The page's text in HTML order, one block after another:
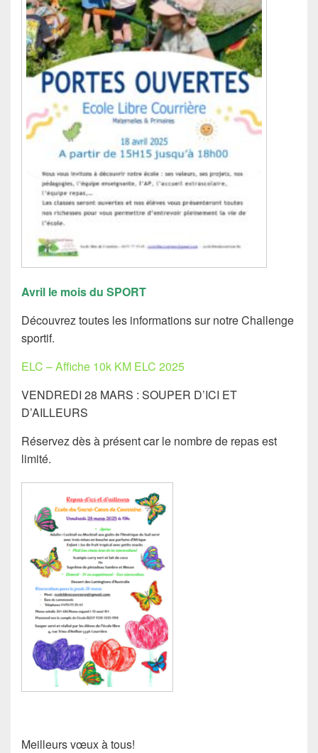
Avril le mois du SPORT
Découvrez toutes les informations sur notre Challenge
sportif.
ELC – Affiche 10k KM ELC 2025
VENDREDI 28 MARS : SOUPER D’ICI ET
D’AILLEURS
Réservez dès à présent car le nombre de repas est
limité.
Meilleurs vœux à tous!